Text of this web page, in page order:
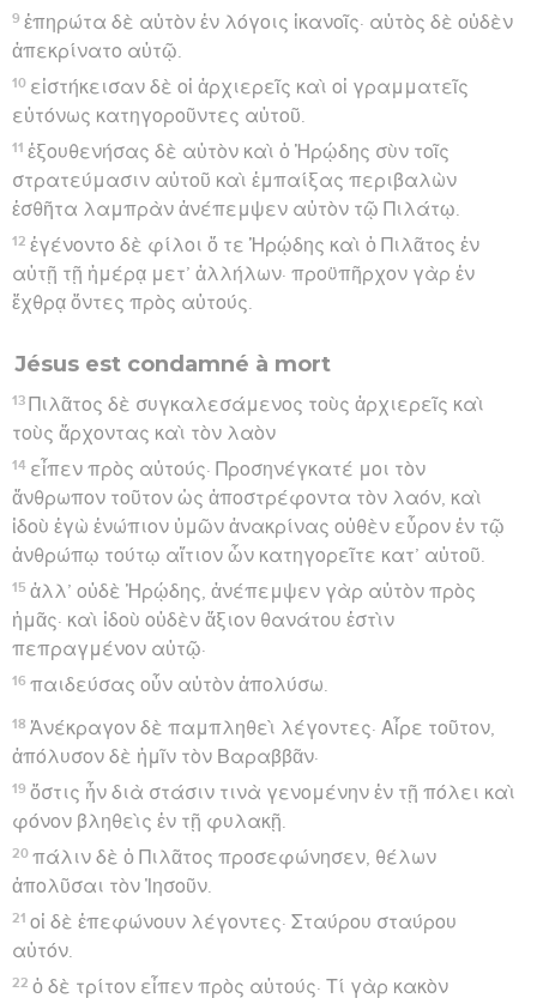
9 ἐπηρώτα δὲ αὐτὸν ἐν λόγοις ἱκανοῖς· αὐτὸς δὲ οὐδὲν
ἀπεκρίνατο αὐτῷ.
10 εἱστήκεισαν δὲ οἱ ἀρχιερεῖς καὶ οἱ γραμματεῖς
εὐτόνως κατηγοροῦντες αὐτοῦ.
11 ἐξουθενήσας δὲ αὐτὸν καὶ ὁ Ἡρῴδης σὺν τοῖς
στρατεύμασιν αὐτοῦ καὶ ἐμπαίξας περιβαλὼν
ἐσθῆτα λαμπρὰν ἀνέπεμψεν αὐτὸν τῷ Πιλάτῳ.
12 ἐγένοντο δὲ φίλοι ὅ τε Ἡρῴδης καὶ ὁ Πιλᾶτος ἐν
αὐτῇ τῇ ἡμέρᾳ μετ’ ἀλλήλων· προϋπῆρχον γὰρ ἐν
ἔχθρᾳ ὄντες πρὸς αὑτούς.
Jésus est condamné à mort
13 Πιλᾶτος δὲ συγκαλεσάμενος τοὺς ἀρχιερεῖς καὶ
τοὺς ἄρχοντας καὶ τὸν λαὸν
14 εἶπεν πρὸς αὐτούς· Προσηνέγκατέ μοι τὸν
ἄνθρωπον τοῦτον ὡς ἀποστρέφοντα τὸν λαόν, καὶ
ἰδοὺ ἐγὼ ἐνώπιον ὑμῶν ἀνακρίνας οὐθὲν εὗρον ἐν τῷ
ἀνθρώπῳ τούτῳ αἴτιον ὧν κατηγορεῖτε κατ’ αὐτοῦ.
15 ἀλλ’ οὐδὲ Ἡρῴδης, ἀνέπεμψεν γὰρ αὐτὸν πρὸς
ἡμᾶς· καὶ ἰδοὺ οὐδὲν ἄξιον θανάτου ἐστὶν
πεπραγμένον αὐτῷ·
16 παιδεύσας οὖν αὐτὸν ἀπολύσω.
18 Ἀνέκραγον δὲ παμπληθεὶ λέγοντες· Αἶρε τοῦτον,
ἀπόλυσον δὲ ἡμῖν τὸν Βαραββᾶν·
19 ὅστις ἦν διὰ στάσιν τινὰ γενομένην ἐν τῇ πόλει καὶ
φόνον βληθεὶς ἐν τῇ φυλακῇ.
20 πάλιν δὲ ὁ Πιλᾶτος προσεφώνησεν, θέλων
ἀπολῦσαι τὸν Ἰησοῦν.
21 οἱ δὲ ἐπεφώνουν λέγοντες· Σταύρου σταύρου
αὐτόν.
22 ὁ δὲ τρίτον εἶπεν πρὸς αὐτούς· Τί γὰρ κακὸν